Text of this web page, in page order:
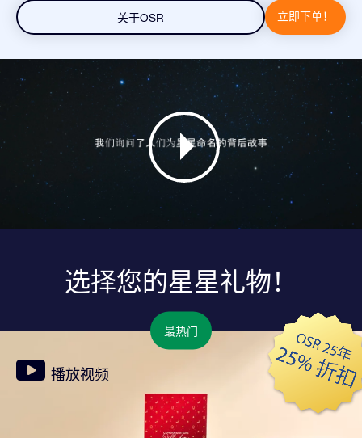
关于OSR 立即下单！
选择您的星星礼物！
最热门
播放视频